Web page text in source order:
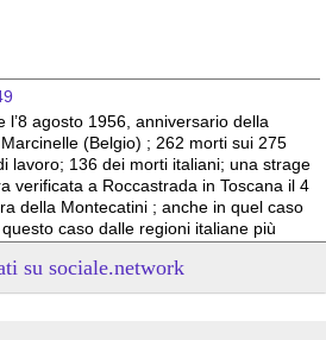
l’8 agosto 1956, anniversario della
(Belgio) ; 262 morti sui 275
lavoro; 136 dei morti italiani; una strage
verificata a Roccastrada in Toscana il 4
della Montecatini ; anche in quel caso
caso dalle regioni italiane più
NAZIONALE LAVORO SICURO
su sociale.network